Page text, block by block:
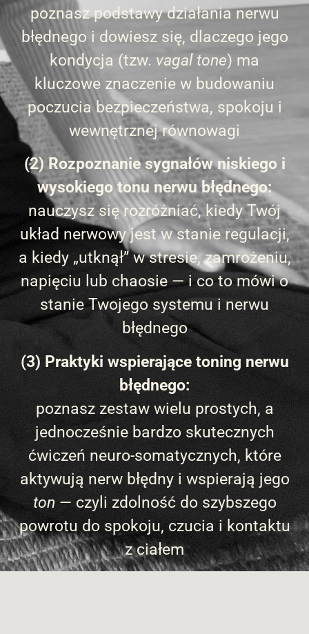
poznasz podstawy działania nerwu
błędnego i dowiesz się, dlaczego jego
kondycja (tzw. vagal tone) ma
kluczowe znaczenie w budowaniu
poczucia bezpieczeństwa, spokoju i
wewnętrznej równowagi
(2) Rozpoznanie sygnałów niskiego i
wysokiego tonu nerwu błędnego:
nauczysz się rozróżniać, kiedy Twój
układ nerwowy jest w stanie regulacji,
a kiedy „utknął” w stresie, zamrożeniu,
napięciu lub chaosie — i co to mówi o
stanie Twojego systemu i nerwu
błędnego
(3) Praktyki wspierające toning nerwu
błędnego:
poznasz zestaw wielu prostych, a
jednocześnie bardzo skutecznych
ćwiczeń neuro-somatycznych, które
aktywują nerw błędny i wspierają jego
ton — czyli zdolność do szybszego
powrotu do spokoju, czucia i kontaktu
z ciałem